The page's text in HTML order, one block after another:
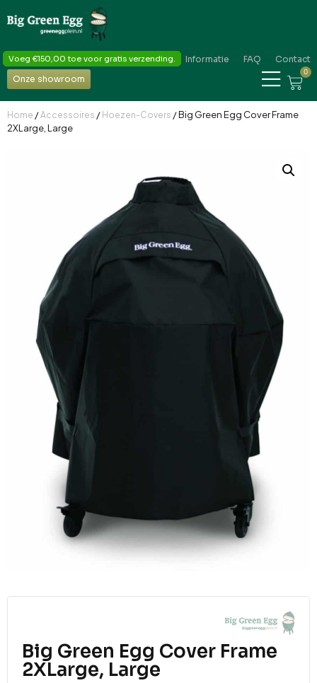
Voeg €150,00 toe voor gratis verzending. Informatie FAQ Contact
0
Onze showroom
Home /Accessoires / Hoezen-Covers / Big Green Egg Cover Frame
2XLarge, Large
Big Green Egg Cover Frame
2XLarge, Large